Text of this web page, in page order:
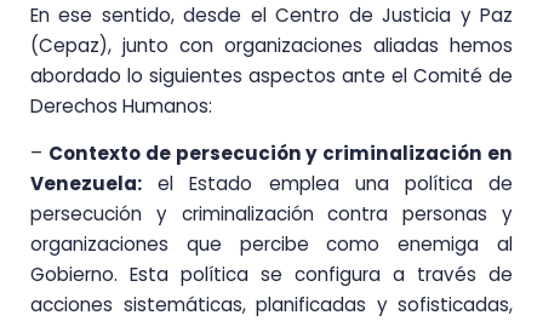
En ese sentido, desde el Centro de Justicia y Paz
(Cepaz), junto con organizaciones aliadas hemos
abordado lo siguientes aspectos ante el Comité de
Derechos Humanos:
– Contexto de persecución y criminalización en
Venezuela: el Estado emplea una política de
persecución y criminalización contra personas y
organizaciones que percibe como enemiga al
Gobierno. Esta política se configura a través de
acciones sistemáticas, planificadas y sofisticadas,